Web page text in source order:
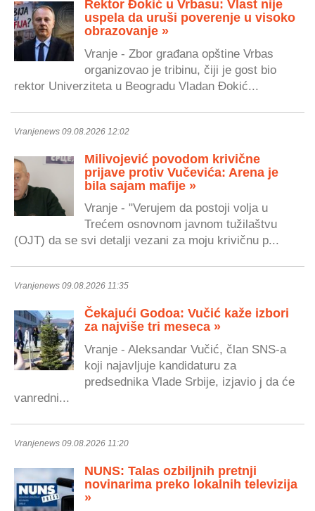
Rektor Đokić u Vrbasu: Vlast nije
uspela da uruši poverenje u visoko
obrazovanje »
Vranje - Zbor građana opštine Vrbas
organizovao je tribinu, čiji je gost bio
rektor Univerziteta u Beogradu Vladan Đokić...
Vranjenews 09.08.2026 12:02
Milivojević povodom krivične
prijave protiv Vučevića: Arena je
bila sajam mafije »
Vranje - "Verujem da postoji volja u
Trećem osnovnom javnom tužilaštvu
(OJT) da se svi detalji vezani za moju krivičnu p...
Vranjenews 09.08.2026 11:35
Čekajući Godoa: Vučić kaže izbori
za najviše tri meseca »
Vranje - Aleksandar Vučić, član SNS-a
koji najavljuje kandidaturu za
predsednika Vlade Srbije, izjavio j da će
vanredni...
Vranjenews 09.08.2026 11:20
NUNS: Talas ozbiljnih pretnji
novinarima preko lokalnih televizija
»